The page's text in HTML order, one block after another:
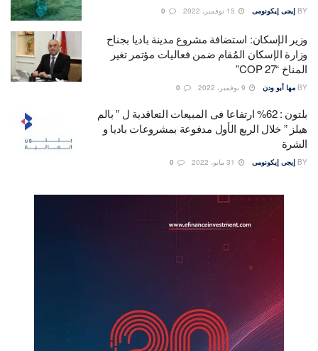
BY إيجى إيكونومى
وزير الإسكان: استضافة مشروع مدينة باديا بجناح
وزارة الإسكان المُقام ضمن فعاليات مؤتمر تغير
المناخ “COP 27”
BY مها أبو ودن
بلتون : 62% ارتفاعا فى المبيعات التعاقدية ل ” بالم
هيلز ” خلال الربع الأول مدفوعة بمشروعات باديا و
الشرة
BY إيجى إيكونومى